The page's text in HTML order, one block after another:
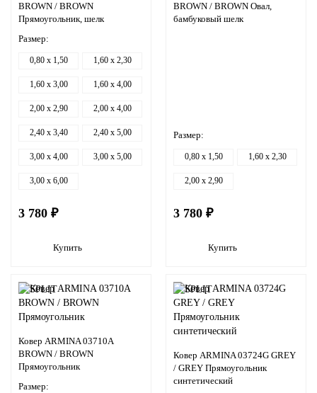
BROWN / BROWN
Прямоугольник, шелк
Размер:
0,80 x 1,50 1,60 x 2,30
1,60 x 3,00 1,60 x 4,00
2,00 x 2,90 2,00 x 4,00
2,40 x 3,40 2,40 x 5,00
3,00 x 4,00 3,00 x 5,00
3,00 x 6,00
3 780 ₽
Купить
BROWN / BROWN Овал,
бамбуковый шелк
Размер:
0,80 x 1,50 1,60 x 2,30
2,00 x 2,90
3 780 ₽
Купить
Ковер ARMINA 03710A
BROWN / BROWN
Прямоугольник
Размер:
Ковер ARMINA 03724G GREY
/ GREY Прямоугольник
синтетический